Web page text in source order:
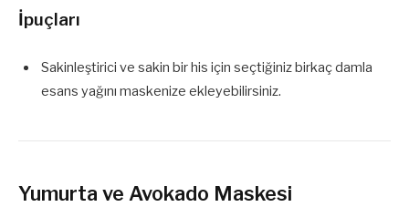
İpuçları
Sakinleştirici ve sakin bir his için seçtiğiniz birkaç damla
esans yağını maskenize ekleyebilirsiniz.
Yumurta ve Avokado Maskesi